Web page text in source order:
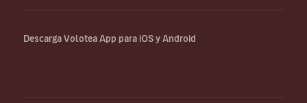
Descarga Volotea App para iOS y Android